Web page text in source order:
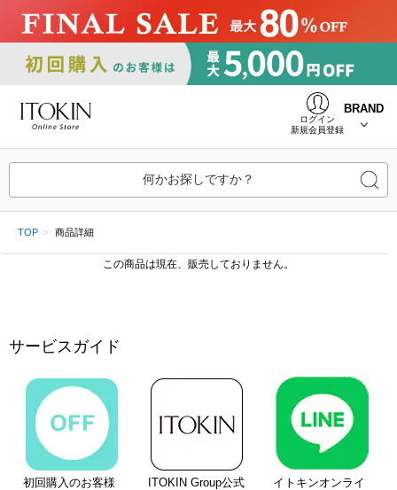
ログイン
新規会員登録
BRAND
何かお探しですか？
TOP 商品詳細
この商品は現在、販売しておりません。
サービスガイド
初回購入のお客様
ITOKIN Group公式
イトキンオンライ